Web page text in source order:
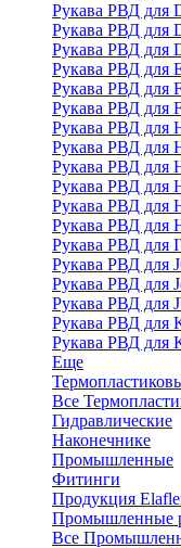
Рукава РВД для
Рукава РВД для
Рукава РВД для
Рукава РВД для
Рукава РВД для
Рукава РВД для
Рукава РВД для
Рукава РВД для
Рукава РВД для
Рукава РВД для
Рукава РВД для
Рукава РВД для
Рукава РВД для
Рукава РВД для
Рукава РВД для
Рукава РВД для
Рукава РВД для
Рукава РВД для
Еще
Все
Гидравлические
Наконечнике
Промышленные
Фитинги
Продукция
Промышленные
Все